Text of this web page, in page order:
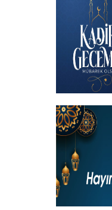
Kadir